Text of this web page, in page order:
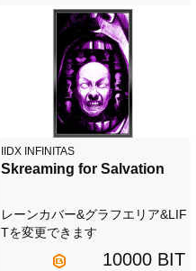
IIDX INFINITAS
Skreaming for Salvation
レーンカバー&グラフエリア&LIF
Tを変更できます
10000 BIT